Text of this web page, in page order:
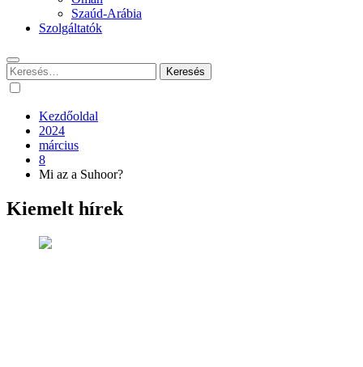
Szaúd-Arábia
Szolgáltatók
Keresés:
Kezdőoldal
2024
március
8
Mi az a Suhoor?
Kiemelt hírek